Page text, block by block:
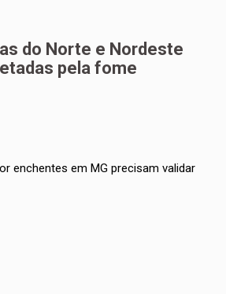
do Norte e Nordeste
pela fome